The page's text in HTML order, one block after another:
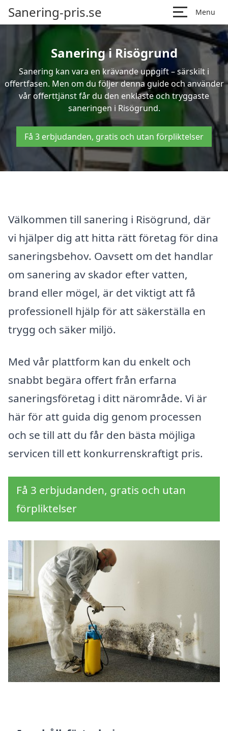
Sanering-pris.se Menu
Sanering i Risögrund
Sanering kan vara en krävande uppgift – särskilt i
offertfasen. Men om du följer denna guide och använder
vår offerttjänst får du den enklaste och tryggaste
saneringen i Risögrund.
Få 3 erbjudanden, gratis och utan förpliktelser
Välkommen till sanering i Risögrund, där
vi hjälper dig att hitta rätt företag för dina
saneringsbehov. Oavsett om det handlar
om sanering av skador efter vatten,
brand eller mögel, är det viktigt att få
professionell hjälp för att säkerställa en
trygg och säker miljö.
Med vår plattform kan du enkelt och
snabbt begära offert från erfarna
saneringsföretag i ditt närområde. Vi är
här för att guida dig genom processen
och se till att du får den bästa möjliga
servicen till ett konkurrenskraftigt pris.
Få 3 erbjudanden, gratis och utan
förpliktelser